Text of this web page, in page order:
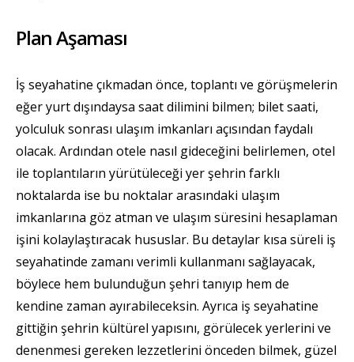
Plan Aşaması
İş seyahatine çıkmadan önce, toplantı ve görüşmelerin
eğer yurt dışındaysa saat dilimini bilmen; bilet saati,
yolculuk sonrası ulaşım imkanları açısından faydalı
olacak. Ardından otele nasıl gideceğini belirlemen, otel
ile toplantıların yürütüleceği yer şehrin farklı
noktalarda ise bu noktalar arasındaki ulaşım
imkanlarına göz atman ve ulaşım süresini hesaplaman
işini kolaylaştıracak hususlar. Bu detaylar kısa süreli iş
seyahatinde zamanı verimli kullanmanı sağlayacak,
böylece hem bulunduğun şehri tanıyıp hem de
kendine zaman ayırabileceksin. Ayrıca iş seyahatine
gittiğin şehrin kültürel yapısını, görülecek yerlerini ve
denenmesi gereken lezzetlerini önceden bilmek, güzel